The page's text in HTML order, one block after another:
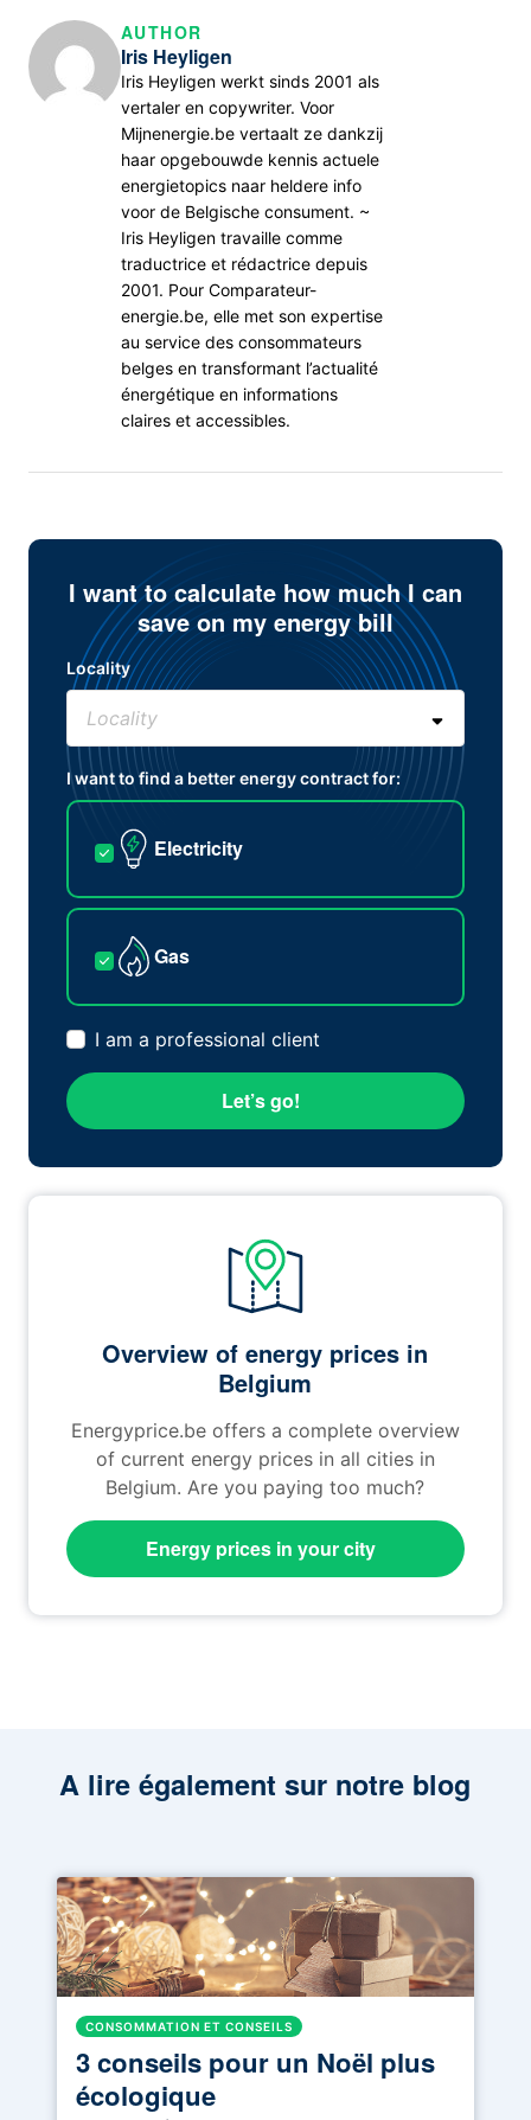
AUTHOR
Iris Heyligen
Iris Heyligen werkt sinds 2001 als
vertaler en copywriter. Voor
Mijnenergie.be vertaalt ze dankzij
haar opgebouwde kennis actuele
energietopics naar heldere info
voor de Belgische consument. ~
Iris Heyligen travaille comme
traductrice et rédactrice depuis
2001. Pour Comparateur-
energie.be, elle met son expertise
au service des consommateurs
belges en transformant l’actualité
énergétique en informations
claires et accessibles.
I want to calculate how much I can
save on my energy bill
Locality
I want to find a better energy contract for:
Electricity
Gas
I am a professional client
Let’s go!
Overview of energy prices in
Belgium
Energyprice.be offers a complete overview
of current energy prices in all cities in
Belgium. Are you paying too much?
Energy prices in your city
A lire également sur notre blog
CONSOMMATION ET CONSEILS
3 conseils pour un Noël plus
écologique